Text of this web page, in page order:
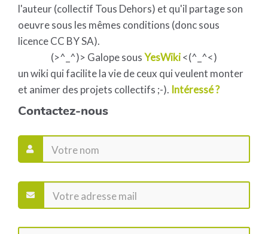
l'auteur (collectif Tous Dehors) et qu'il partage son
oeuvre sous les mêmes conditions (donc sous
licence CC BY SA).
(>^_^)> Galope sousYesWiki<(^_^<)
un wiki qui facilite la vie de ceux qui veulent monter
et animer des projets collectifs ;-). Intéressé ?
Contactez-nous